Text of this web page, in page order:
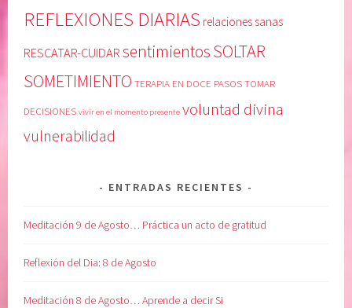
REFLEXIONES DIARIAS relaciones sanas
RESCATAR-CUIDAR sentimientosSOLTAR
SOMETIMIENTO TERAPIA EN DOCE PASOSTOMAR
DECISIONES vivir en el momento presente voluntad divina
vulnerabilidad
ENTRADAS RECIENTES
Meditación 9 de Agosto… Práctica un acto de gratitud
Reflexión del Dia: 8 de Agosto
Meditación 8 de Agosto… Aprende a decir Si